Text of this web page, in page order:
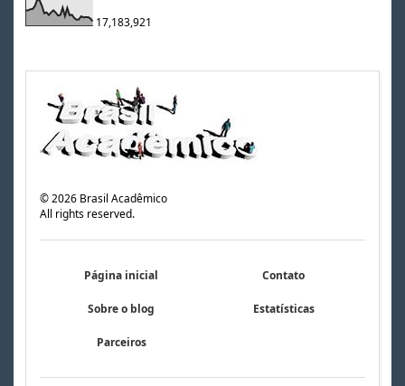
17,183,921
©2026 Brasil Acadêmico
All rights reserved.
Página inicial Contato
Sobre o blog Estatísticas
Parceiros